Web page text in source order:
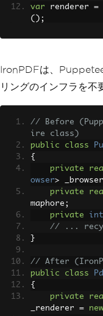
var renderer =
();
($
    pdf
SaveAs
// Memory
IronPDFは、
リングのインフラを不
// Before
ire class)
public
class
{
private
owser>
private
maphore ;
private
int
// ...
}
// After
public
class
{
private
_renderer = new